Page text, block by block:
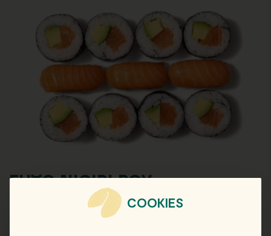
FUTO NIGIRI BOX
Sushi (97,9 %): 3x Nigiri mit Lachs; 8x Futomaki mit Lachs und
COOKIES